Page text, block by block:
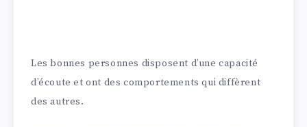
Les bonnes personnes disposent d’une capacité
d’écoute et ont des comportements qui diffèrent
des autres.